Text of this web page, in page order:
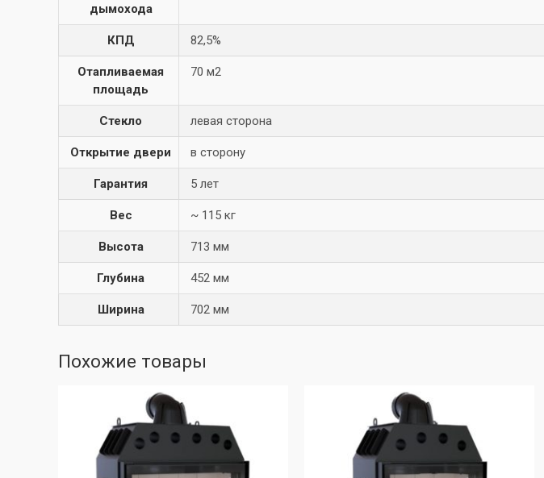
дымохода
КПД 82,5%
Отапливаемая
площадь
70 м2
Стекло левая сторона
Открытие двери в сторону
Гарантия 5 лет
Вес ~ 115 кг
Высота 713 мм
Глубина 452 мм
Ширина 702 мм
Похожие товары